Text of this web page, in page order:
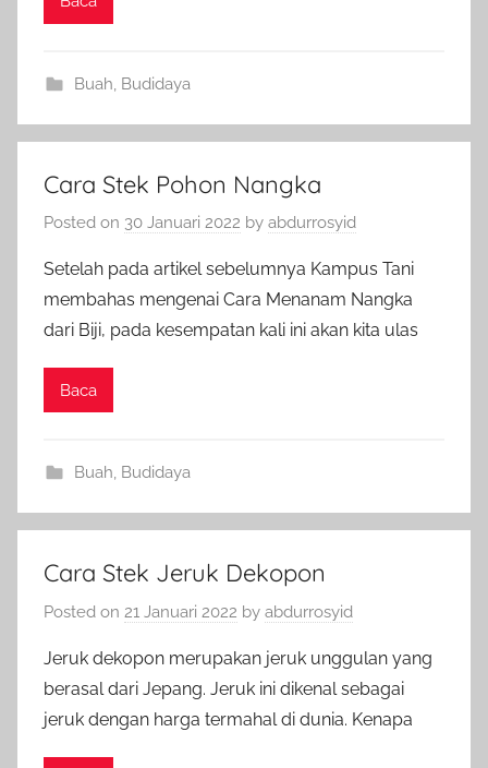
Buah Budidaya
Cara Stek Pohon Nangka
Posted on 30 Januari 2022 by abdurrosyid
Setelah pada artikel sebelumnya Kampus Tani
membahas mengenai Cara Menanam Nangka
dari Biji, pada kesempatan kali ini akan kita ulas
Baca
Buah, Budidaya
Cara Stek Jeruk Dekopon
Posted on 21 Januari 2022 by abdurrosyid
Jeruk dekopon merupakan jeruk unggulan yang
berasal dari Jepang. Jeruk ini dikenal sebagai
jeruk dengan harga termahal di dunia. Kenapa